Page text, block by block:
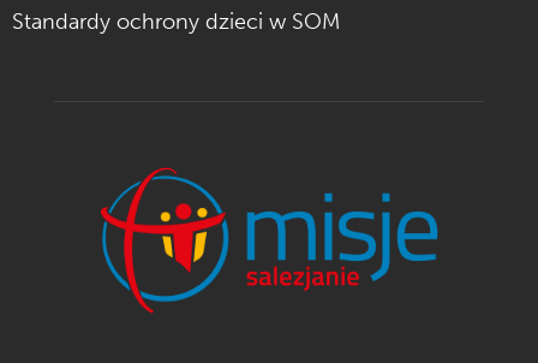
Standardy ochrony dzieci w SOM